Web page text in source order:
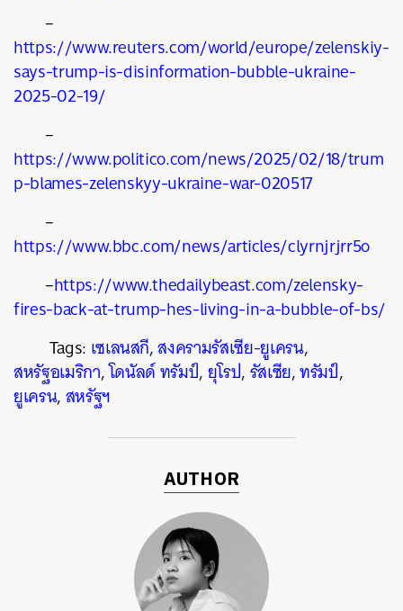
–
https://www.reuters.com/world/europe/zelenskiy-
says-trump-is-disinformation-bubble-ukraine-
2025-02-19/
–
https://www.politico.com/news/2025/02/18/trum
p-blames-zelenskyy-ukraine-war-020517
–
https://www.bbc.com/news/articles/clyrnjrjrr5o
–https://www.thedailybeast.com/zelensky-
fires-back-at-trump-hes-living-in-a-bubble-of-bs/
Tags: เซเลนสกี,สงครามรัสเซีย-ยูเครน,
สหรัฐอเมริกา,โดนัลด์ ทรัมป์,ยุโรป,รัสเซีย,ทรัมป์,
ยูเครน,สหรัฐฯ
AUTHOR